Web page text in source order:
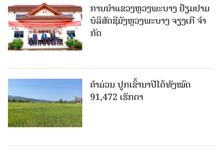
ການນຳແຂວງຫຼວງພະບາງ ຢ້ຽມ​ຢາມ
ບໍ​ລິ​ສັດຊີມັງຫຼວງພະບາງ ຈຽງເກີ ຈໍາ
ກັດ
ຄໍາມ່ວນ ປູກເຂົ້ານາປີໄດ້ທັງໝົດ
91,472 ເຮັກຕາ